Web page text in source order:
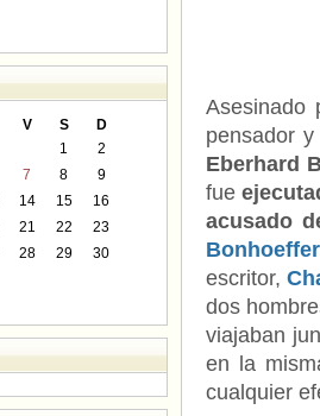
Asesinado
pensador
Eberhard
fue
acusado
escritor,
dos
viajaban
en la
cualquier
V S
D
1
2
7 8
9
14 15
16
21 22
23
28 29
30